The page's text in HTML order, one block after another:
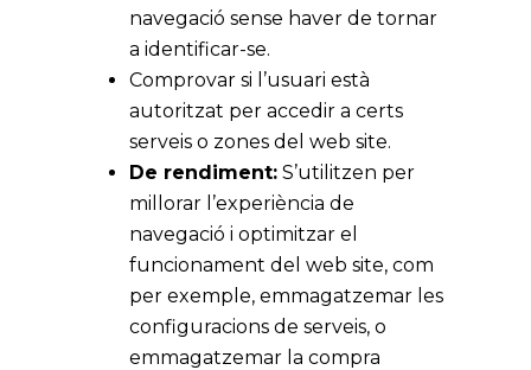
navegació sense haver de tornar
a identificar-se.
Comprovar si l’usuari està
autoritzat per accedir a certs
serveis o zones del web site.
De rendiment: S’utilitzen per
millorar l’experiència de
navegació i optimitzar el
funcionament del web site, com
per exemple, emmagatzemar les
configuracions de serveis, o
emmagatzemar la compra